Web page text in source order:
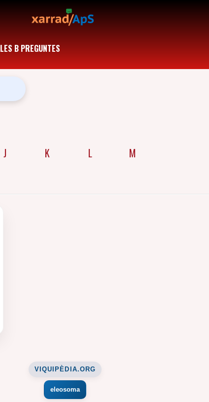
LES B PREGUNTES
J K L M
VIQUIPÈDIA.ORG
eleosoma